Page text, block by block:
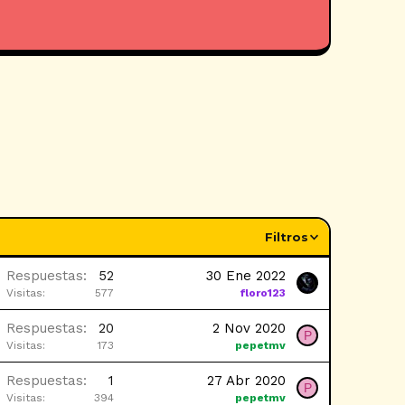
Filtros
Respuestas 52
Visitas 577
30 Ene 2022
floro123
Respuestas 20
Visitas 173
2 Nov 2020
pepetmv
P
Respuestas 1
Visitas 394
27 Abr 2020
pepetmv
P